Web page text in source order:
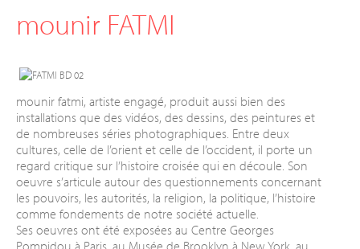
mounir FATMI
mounir fatmi, artiste engagé, produit aussi bien des
installations que des vidéos, des dessins, des peintures et
de nombreuses séries photographiques. Entre deux
cultures, celle de l’orient et celle de l’occident, il porte un
regard critique sur l’histoire croisée qui en découle. Son
oeuvre s’articule autour des questionnements concernant
les pouvoirs, les autorités, la religion, la politique, l’histoire
comme fondements de notre société actuelle.
Ses oeuvres ont été exposées au Centre Georges
Pompidou à Paris, au Musée de Brooklyn à New York, au